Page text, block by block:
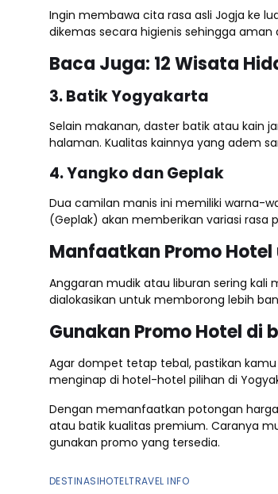
Ingin membawa cita rasa asli Jogja ke
dikemas secara higienis sehingga
Baca Juga: 12 Wisata
3. Batik Yogyakarta
Selain makanan, daster batik atau kain
halaman. Kualitas kainnya yang adem
4. Yangko dan Geplak
Dua camilan manis ini memiliki warna-
(Geplak) akan memberikan variasi rasa
Manfaatkan Promo
Anggaran mudik atau liburan sering kali
dialokasikan untuk memborong lebih
Gunakan Promo Hotel di
Agar dompet tetap tebal, pastikan
menginap di hotel-hotel pilihan di
Dengan memanfaatkan potongan
atau batik kualitas premium. Caranya
gunakan promo yang tersedia.
DESTINASIHOTELTRAVEL INFO